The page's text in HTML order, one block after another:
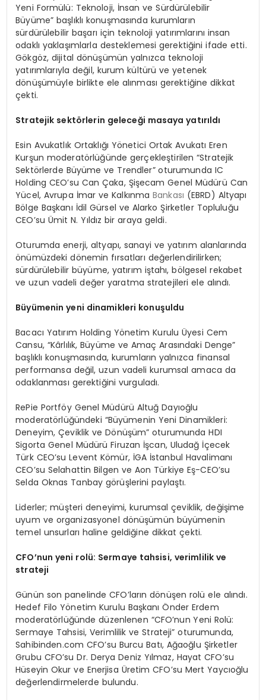
Yeni Formülü: Teknoloji, İnsan ve Sürdürülebilir
Büyüme” başlıklı konuşmasında kurumların
sürdürülebilir başarı için teknoloji yatırımlarını insan
odaklı yaklaşımlarla desteklemesi gerektiğini ifade etti.
Gökgöz, dijital dönüşümün yalnızca teknoloji
yatırımlarıyla değil, kurum kültürü ve yetenek
dönüşümüyle birlikte ele alınması gerektiğine dikkat
çekti.
Stratejik sektörlerin geleceği masaya yatırıldı
Esin Avukatlık Ortaklığı Yönetici Ortak Avukatı Eren
Kurşun moderatörlüğünde gerçekleştirilen “Stratejik
Sektörlerde Büyüme ve Trendler” oturumunda IC
Holding CEO’su Can Çaka, Şişecam Genel Müdürü Can
Yücel, Avrupa İmar ve KalkınmaBankası (EBRD) Altyapı
Bölge Başkanı İdil Gürsel ve Alarko Şirketler Topluluğu
CEO’su Ümit N. Yıldız bir araya geldi.
Oturumda enerji, altyapı, sanayi ve yatırım alanlarında
önümüzdeki dönemin fırsatları değerlendirilirken;
sürdürülebilir büyüme, yatırım iştahı, bölgesel rekabet
ve uzun vadeli değer yaratma stratejileri ele alındı.
Büyümenin yeni dinamikleri konuşuldu
Bacacı Yatırım Holding Yönetim Kurulu Üyesi Cem
Cansu, “Kârlılık, Büyüme ve Amaç Arasındaki Denge”
başlıklı konuşmasında, kurumların yalnızca finansal
performansa değil, uzun vadeli kurumsal amaca da
odaklanması gerektiğini vurguladı.
RePie Portföy Genel Müdürü Altuğ Dayıoğlu
moderatörlüğündeki “Büyümenin Yeni Dinamikleri:
Deneyim, Çeviklik ve Dönüşüm” oturumunda HDI
Sigorta Genel Müdürü Firuzan İşcan, Uludağ İçecek
Türk CEO’su Levent Kömür, İGA İstanbul Havalimanı
CEO’su Selahattin Bilgen ve Aon Türkiye Eş-CEO’su
Selda Oknas Tanbay görüşlerini paylaştı.
Liderler; müşteri deneyimi, kurumsal çeviklik, değişime
uyum ve organizasyonel dönüşümün büyümenin
temel unsurları haline geldiğine dikkat çekti.
CFO’nun yeni rolü: Sermaye tahsisi, verimlilik ve
strateji
Günün son panelinde CFO’ların dönüşen rolü ele alındı.
Hedef Filo Yönetim Kurulu Başkanı Önder Erdem
moderatörlüğünde düzenlenen “CFO’nun Yeni Rolü:
Sermaye Tahsisi, Verimlilik ve Strateji” oturumunda,
Sahibinden.com CFO’su Burcu Batı, Ağaoğlu Şirketler
Grubu CFO’su Dr. Derya Deniz Yılmaz, Hayat CFO’su
Hüseyin Okur ve Enerjisa Üretim CFO’su Mert Yaycıoğlu
değerlendirmelerde bulundu.